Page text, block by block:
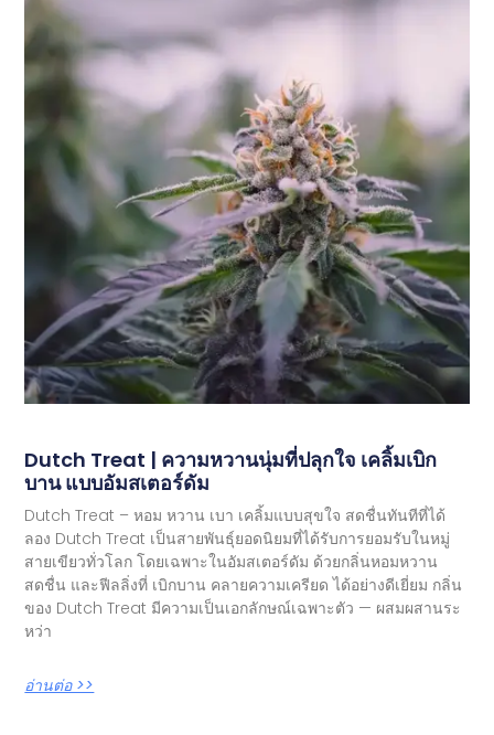
Dutch Treat | ความหวานนุ่มที่ปลุกใจ เคลิ้มเบิก
บาน แบบอัมสเตอร์ดัม
Dutch Treat – หอม หวาน เบา เคลิ้มแบบสุขใจ สดชื่นทันทีที่ได้
ลอง Dutch Treat เป็นสายพันธุ์ยอดนิยมที่ได้รับการยอมรับในหมู่
สายเขียวทั่วโลก โดยเฉพาะในอัมสเตอร์ดัม ด้วยกลิ่นหอมหวาน
สดชื่น และฟีลลิ่งที่ เบิกบาน คลายความเครียด ได้อย่างดีเยี่ยม กลิ่น
ของ Dutch Treat มีความเป็นเอกลักษณ์เฉพาะตัว — ผสมผสานระ
หว่า
อ่านต่อ >>